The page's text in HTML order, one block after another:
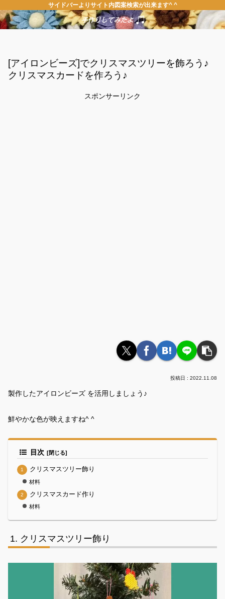
サイドバーよりサイト内図案検索が出来ます^ ^
[アイロンビーズ]でクリスマスツリーを飾ろう♪
クリスマスカードを作ろう♪
スポンサーリンク
2022.11.08
製作したアイロンビーズ を活用しましょう♪
鮮やかな色が映えますね^ ^
目次
クリスマスツリー飾り
材料
クリスマスカード作り
材料
クリスマスツリー飾り